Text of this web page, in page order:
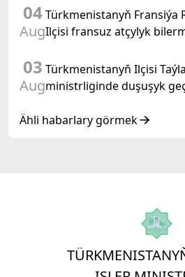
04
Aug
Türkmenistanyň Fransiýa
Ilçisi fransuz atçylyk
03
Aug
Türkmenistanyň Ilçisi
ministrliginde duşuşyk
Ähli habarlary görmek